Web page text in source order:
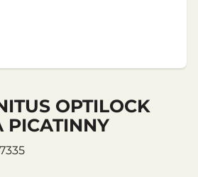
OPTILOCK
PICATINNY